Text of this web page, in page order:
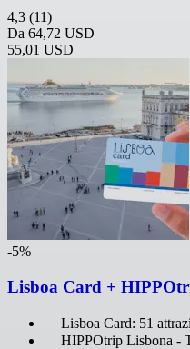
4,3 (11)
Da 64,72 USD
55,01 USD
-5%
Lisboa Card +
Lisboa Card: 51
HIPPOtrip Lisbona -